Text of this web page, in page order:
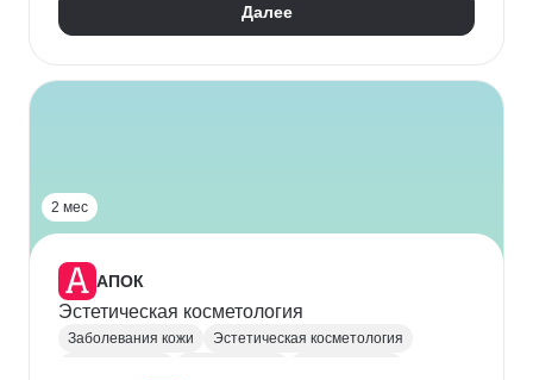
Далее
2 мес
АПОК
Эстетическая косметология
Заболевания кожи
Эстетическая косметология